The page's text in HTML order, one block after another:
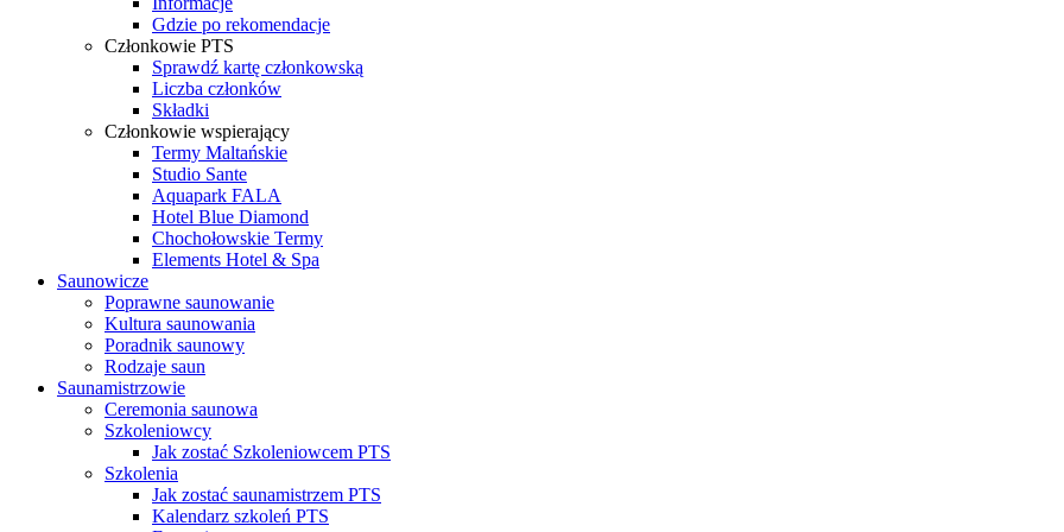
Gdzie po rekomendacje
Członkowie PTS
Sprawdź kartę członkowską
Liczba członków
Składki
Członkowie wspierający
Termy Maltańskie
Studio Sante
Aquapark FALA
Hotel Blue Diamond
Chochołowskie Termy
Elements Hotel & Spa
Saunowicze
Poprawne saunowanie
Kultura saunowania
Poradnik saunowy
Rodzaje saun
Saunamistrzowie
Ceremonia saunowa
Szkoleniowcy
Jak zostać Szkoleniowcem PTS
Szkolenia
Jak zostać saunamistrzem PTS
Kalendarz szkoleń PTS